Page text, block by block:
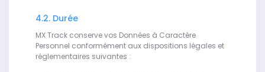
4.2. Durée
MX Track conserve vos Données à Caractère
Personnel conformément aux dispositions légales et
réglementaires suivantes :